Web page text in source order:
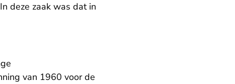
deze zaak was dat in
van 1960 voor de